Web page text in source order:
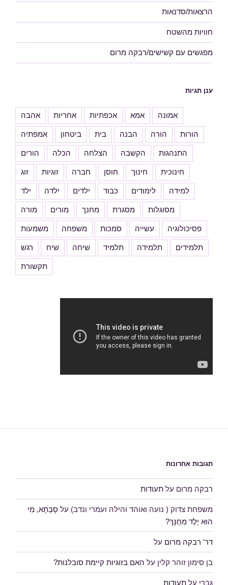
הרצאות/סדנאות
חוויות מהשטח
מפגשים עם קשישים/רבקה מרום
ענן תגיות
אהבה אחריות אכפתיות אמא אמונה
אמפתיה ביטחון בית הבנה הורה הורות
הורים הכלה הצלחה הקשבה התנהגות
זוג זוגיות חברה חוסן חינוך חינוכית
ילד ילדה ילדים כבוד לימודים למידה
מורה מורים מחנך מסגרת מסוגלות
משמעות משפחה סמכות עשייה פסיכולוגיה
רגש שיח שיחה תלמיד תלמידה תלמידים
תקשורת
תגובות אחרונות
רבקה מרום על תעודות
משפחת צדוק ( נועה ואוהד והילה ועמרי ונדב) על סָבְתָא, מִי
הוּא יֶלֶד מְחֻנָּךְ?
דר' רבקה מרום על
בן סימון זוהר קלין על האם בזוגיות קיימת סובלנות?
גברי על תעודות